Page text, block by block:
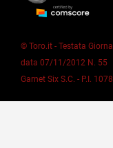
© Toro.it - Testata
data 07/11/2012 N. 55
Garnet Six S.C. - P.I.